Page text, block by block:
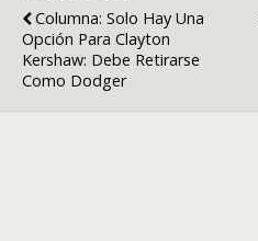
Columna: Solo Hay Una
Opción Para Clayton
Kershaw: Debe Retirarse
Como Dodger